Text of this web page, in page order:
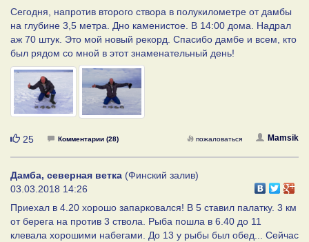
Сегодня, напротив второго створа в полукилометре от дамбы
на глубине 3,5 метра. Дно каменистое. В 14:00 дома. Надрал
аж 70 штук. Это мой новый рекорд. Спасибо дамбе и всем, кто
был рядом со мной в этот знаменательный день!
Нравится
25 Комментарии (28) Mamsik
пожаловаться
Дамба, северная ветка (Финский залив)
03.03.2018 14:26
Приехал в 4.20 хорошо запарковался! В 5 ставил палатку. 3 км
от берега на против 3 ствола. Рыба пошла в 6.40 до 11
клевала хорошими набегами. До 13 у рыбы был обед... Сейчас